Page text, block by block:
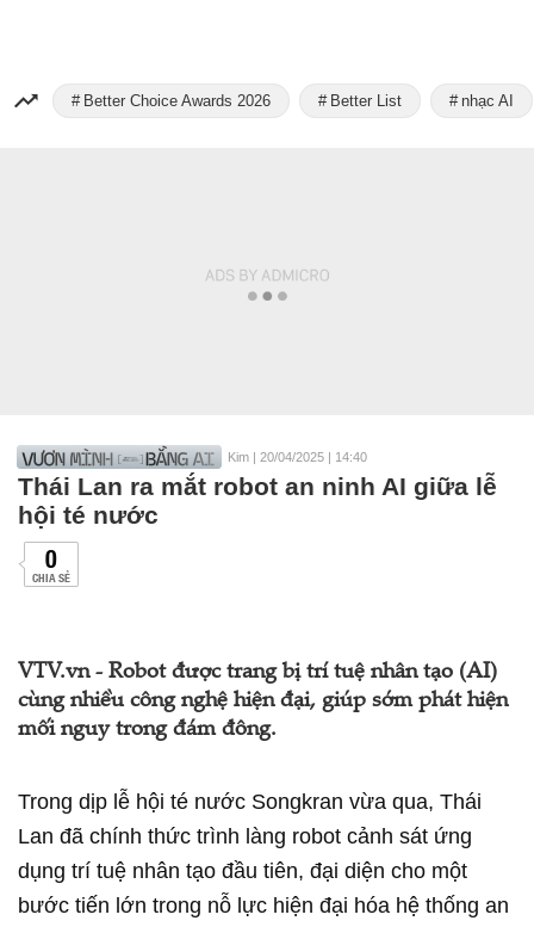
Better Choice Awards 2026 Better List nhạc AI
Kim | 20/04/2025 | 14:40
Thái Lan ra mắt robot an ninh AI giữa lễ
hội té nước
0
CHIA SẺ
VTV.vn - Robot được trang bị trí tuệ nhân tạo (AI)
cùng nhiều công nghệ hiện đại, giúp sớm phát hiện
mối nguy trong đám đông.
Trong dịp lễ hội té nước Songkran vừa qua, Thái
Lan đã chính thức trình làng robot cảnh sát ứng
dụng trí tuệ nhân tạo đầu tiên, đại diện cho một
bước tiến lớn trong nỗ lực hiện đại hóa hệ thống an